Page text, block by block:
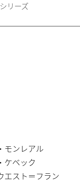
リーズ
モンレアル
ケベック
エスト＝フラン